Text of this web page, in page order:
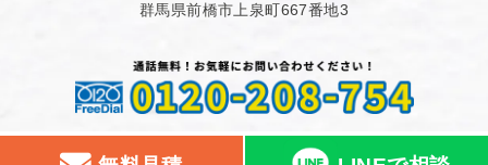
群馬県前橋市上泉町667番地3